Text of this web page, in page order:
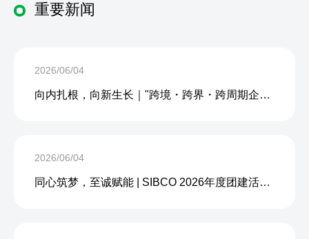
重要新闻
2026/06/04
向内扎根，向新生长｜"跨境・跨界・跨周期企业内生力沙龙"成功举办
2026/06/04
同心筑梦，至诚赋能 | SIBCO 2026年度团建活动圆满收官